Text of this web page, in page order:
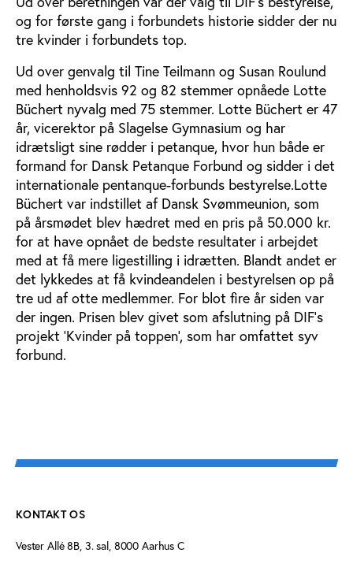
og for første gang i forbundets historie sidder der nu
tre kvinder i forbundets top.
Ud over genvalg til Tine Teilmann og Susan Roulund
med henholdsvis 92 og 82 stemmer opnåede Lotte
Büchert nyvalg med 75 stemmer. Lotte Büchert er 47
år, vicerektor på Slagelse Gymnasium og har
idrætsligt sine rødder i petanque, hvor hun både er
formand for Dansk Petanque Forbund og sidder i det
internationale pentanque-forbunds bestyrelse.Lotte
Büchert var indstillet af Dansk Svømmeunion, som
på årsmødet blev hædret med en pris på 50.000 kr.
for at have opnået de bedste resultater i arbejdet
med at få mere ligestilling i idrætten. Blandt andet er
det lykkedes at få kvindeandelen i bestyrelsen op på
tre ud af otte medlemmer. For blot fire år siden var
der ingen. Prisen blev givet som afslutning på DIF’s
projekt ’Kvinder på toppen’, som har omfattet syv
forbund.
KONTAKT OS
Vester Allé 8B, 3. sal, 8000 Aarhus C